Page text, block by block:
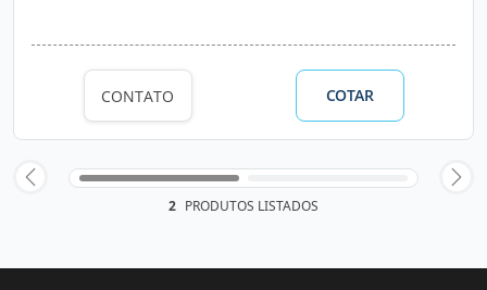
CONTATO COTAR
2 PRODUTOS LISTADOS